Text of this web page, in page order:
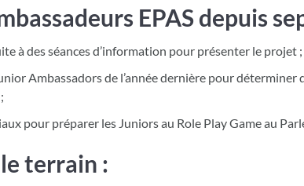
EPAS depuis
à des séances d’information pour présenter le projet ;
Ambassadors de l’année dernière pour
pour préparer les Juniors au Role Play Game au
terrain :